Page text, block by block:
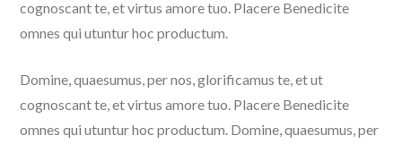
cognoscant te, et virtus amore tuo. Placere Benedicite
omnes qui utuntur hoc productum.
Domine, quaesumus, per nos, glorificamus te, et ut
cognoscant te, et virtus amore tuo. Placere Benedicite
omnes qui utuntur hoc productum. Domine, quaesumus, per